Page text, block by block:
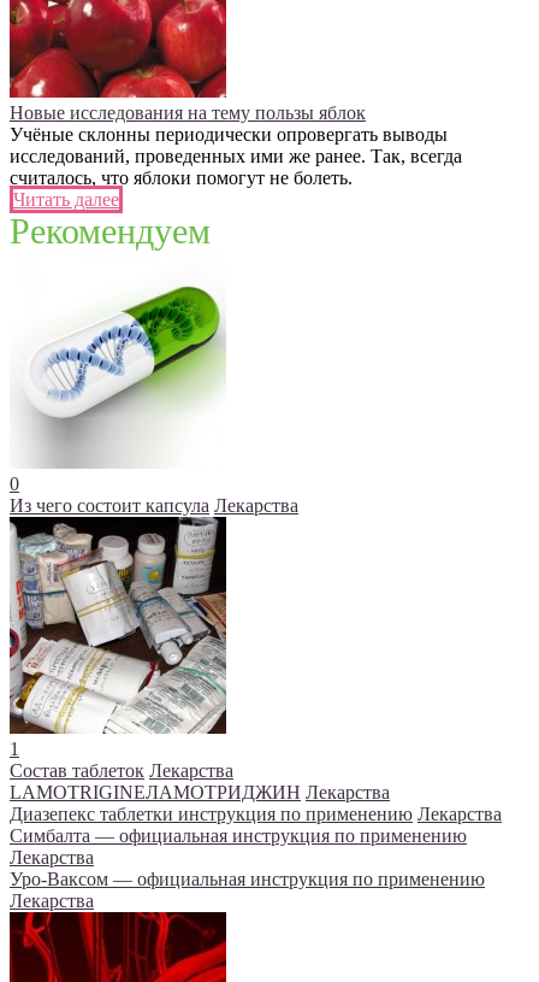
Новые исследования на тему пользы яблок
Учёные склонны периодически опровергать выводы
исследований, проведенных ими же ранее. Так, всегда
считалось, что яблоки помогут не болеть.
Читать далее
Рекомендуем
0
Из чего состоит капсула Лекарства
1
Состав таблеток Лекарства
LAMOTRIGINEЛАМОТРИДЖИН Лекарства
Диазепекс таблетки инструкция по применению Лекарства
Симбалта — официальная инструкция по применению
Лекарства
Уро-Ваксом — официальная инструкция по применению
Лекарства